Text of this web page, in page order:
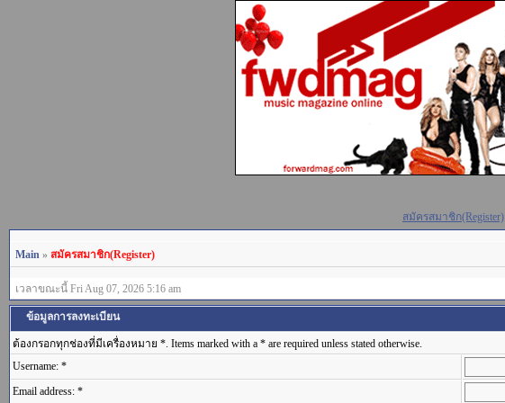
สมัครสมาชิก(Register)
Main » สมัครสมาชิก(Register)
เวลาขณะนี้ Fri Aug 07, 2026 5:16 am
ข้อมูลการลงทะเบียน
ต้องกรอกทุกช่องที่มีเครื่องหมาย *. Items marked with a * are required unless stated otherwise.
Username: *
Email address: *